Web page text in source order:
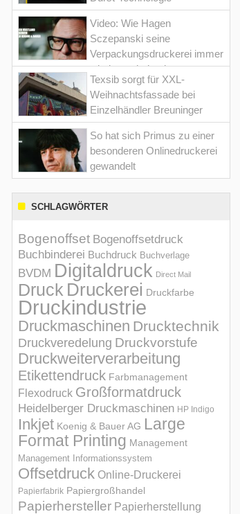
Video: Wie Hagen
Sczepanski seine
Verpackungsdruckerei immer
wieder optimiert hat
Texsib sorgt für XXL-
Weihnachtsfassade bei
Einzelhändler Breuninger
So hat sich Primus zu einer
besonderen Onlinedruckerei
gewandelt
SCHLAGWÖRTER
Bogenoffset Bogenoffsetdruck
Buchbinderei Buchdruck Buchverlage
BVDM Digitaldruck Direct Mail
Druck Druckerei Druckfarbe
Druckindustrie
Druckmaschinen Drucktechnik
Druckveredelung Druckvorstufe
Druckweiterverarbeitung
Etikettendruck Farbmanagement
Flexodruck Großformatdruck
Heidelberger Druckmaschinen HP Indigo
Inkjet Koenig & Bauer AG Large
Format Printing Management
Management Informations­system
Offsetdruck Online-Druckerei
Papierfabrik Papiergroßhandel
Papierhersteller Papierherstellung